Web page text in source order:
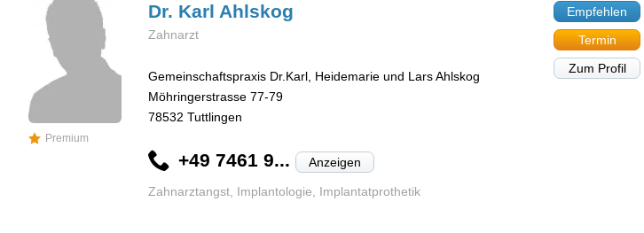
Premium
Dr. Karl Ahlskog
Zahnarzt
Gemeinschaftspraxis Dr.Karl, Heidemarie und Lars Ahlskog
Möhringerstrasse 77-79
78532 Tuttlingen
+49 7461 9... Anzeigen
Zahnarztangst, Implantologie, Implantatprothetik
Empfehlen
Termin
Zum Profil